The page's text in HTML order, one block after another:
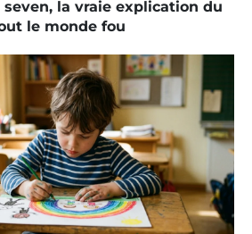
la vraie explication du
le monde fou